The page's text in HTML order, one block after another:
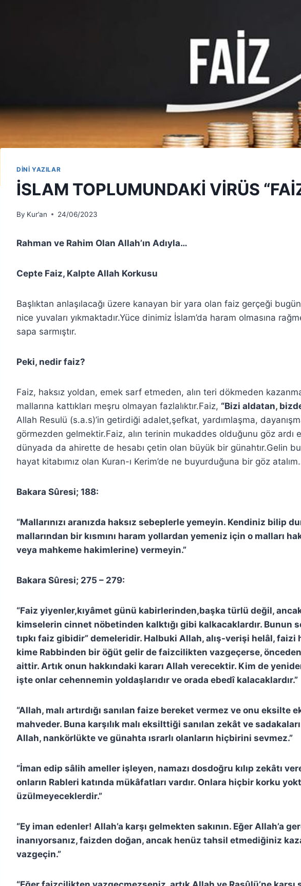
DİNİ YAZILAR
İSLAM TOPLUMUNDAKİ VİRÜS
By Kur’an 24/06/2023
Rahman ve Rahim Olan Allah’ın Adıyla…
Cepte Faiz, Kalpte Allah Korkusu
Başlıktan anlaşılacağı üzere kanayan bir yara olan faiz gerçeği
nice yuvaları yıkmaktadır.Yüce dinimiz İslam’da haram olmasına
sapa sarmıştır.
Peki, nedir faiz?
Faiz, haksız yoldan, emek sarf etmeden, alın teri dökmeden
mallarına kattıkları meşru olmayan fazlalıktır.Faiz, “Bizi aldatan,
Allah Resulü (s.a.s)’in getirdiği adalet,şefkat, yardımlaşma,
görmezden gelmektir.Faiz, alın terinin mukaddes olduğunu göz ardı
dünyada da ahirette de hesabı çetin olan büyük bir günahtır.Gelin bu
hayat kitabımız olan Kuran-ı Kerim’de ne buyurduğuna bir göz
Bakara Sûresi; 188:
“Mallarınızı aranızda haksız sebeplerle yemeyin. Kendiniz bilip
mallarından bir kısmını haram yollardan yemeniz için o malları
veya mahkeme hakimlerine) vermeyin.”
Bakara Sûresi; 275 – 279:
“Faiz yiyenler,kıyâmet günü kabirlerinden,başka türlü değil,
kimselerin cinnet nöbetinden kalktığı gibi kalkacaklardır. Bunun
tıpkı faiz gibidir” demeleridir. Halbuki Allah, alış-verişi helâl, faizi
kime Rabbinden bir öğüt gelir de faizcilikten vazgeçerse,
aittir. Artık onun hakkındaki kararı Allah verecektir. Kim de
işte onlar cehennemin yoldaşlarıdır ve orada ebedî kalacaklardır.”
“Allah, malı artırdığı sanılan faize bereket vermez ve onu eksilte
mahveder. Buna karşılık malı eksilttiği sanılan zekât ve
Allah, nankörlükte ve günahta ısrarlı olanların hiçbirini sevmez.”
“İman edip sâlih ameller işleyen, namazı dosdoğru kılıp zekâtı
onların Rableri katında mükâfatları vardır. Onlara hiçbir korku
üzülmeyeceklerdir.”
“Ey iman edenler! Allah’a karşı gelmekten sakının. Eğer Allah’a
inanıyorsanız, faizden doğan, ancak henüz tahsil etmediğiniz
vazgeçin.”